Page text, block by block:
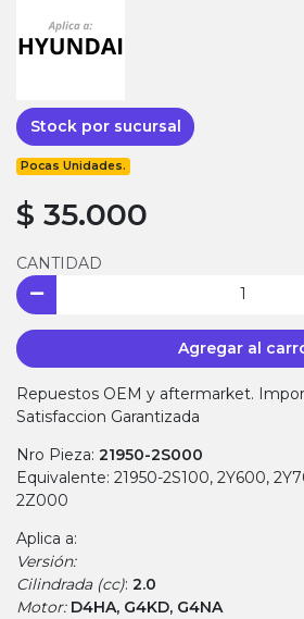
Stock por sucursal
Pocas Unidades.
$ 35.000
CANTIDAD
Agregar al
Repuestos OEM y aftermarket.
Satisfaccion Garantizada
Nro Pieza: 21950-2S000
Equivalente: 21950-2S100, 2Y600,
2Z000
Aplica a:
Versión:
Cilindrada (cc): 2.0
Motor: D4HA, G4KD, G4NA